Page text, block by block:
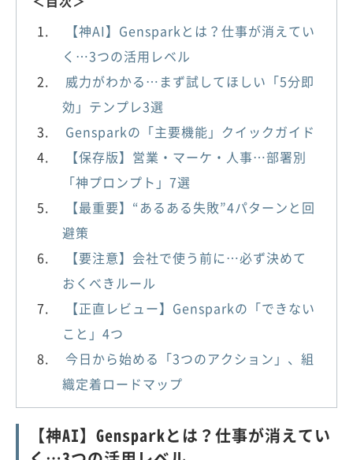
【神AI】Gensparkとは？仕事が消えてい
く…3つの活用レベル
威力がわかる…まず試してほしい「5分即
効」テンプレ3選
Gensparkの「主要機能」クイックガイド
【保存版】営業・マーケ・人事…部署別
「神プロンプト」7選
【最重要】“あるある失敗”4パターンと回
避策
【要注意】会社で使う前に…必ず決めて
おくべきルール
【正直レビュー】Gensparkの「できない
こと」4つ
今日から始める「3つのアクション」、組
織定着ロードマップ
【神AI】Gensparkとは？仕事が消えてい